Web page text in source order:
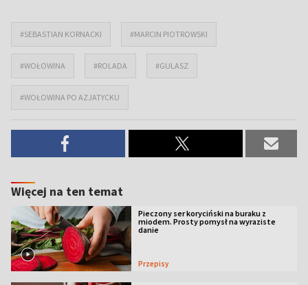
#SEBASTIAN KORNACKI #MARCIN PIOTROWSKI
#WOŁOWINA #ROLADA #GULASZ
#WOŁOWINA PO AZJATYCKU
Więcej na ten temat
Pieczony ser koryciński na buraku z
miodem. Prosty pomysł na wyraziste
danie
Przepisy